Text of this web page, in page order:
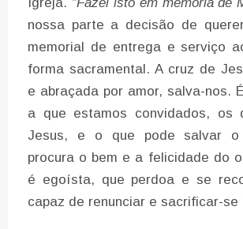
nossa parte a decisão de
memorial de entrega e serviço
forma sacramental. A cruz de
e abraçada por amor, salva-nos.
a que estamos convidados, os
Jesus, e o que pode salvar o
procura o bem e a felicidade do
é egoísta, que perdoa e se
capaz de renunciar e sacrificar-se